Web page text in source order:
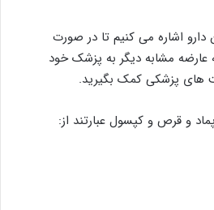
اشاره می کنیم تا در صورت
عارضه مشابه دیگر به پزشک خود
های پزشکی کمک بگیرید.
و قرص و کپسول عبارتند از: